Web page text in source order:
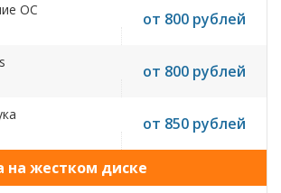
ОС от 800 рублей
от 800 рублей
от 850 рублей
на жестком диске